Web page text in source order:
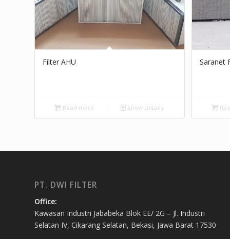
Filter AHU
Read more Show Details
Saranet
PT. DWI FILTER
Office:
Kawasan Industri Jababeka Blok EE/ 2G – Jl. Industri
Selatan IV, Cikarang Selatan, Bekasi, Jawa Barat 17530